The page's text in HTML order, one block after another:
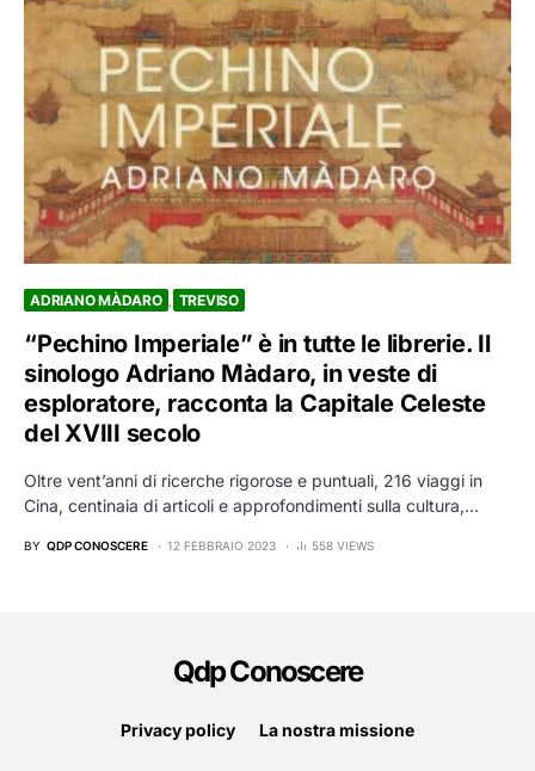
ADRIANO MÀDARO TREVISO
“Pechino Imperiale” è in tutte le librerie. Il
sinologo Adriano Màdaro, in veste di
esploratore, racconta la Capitale Celeste
del XVIII secolo
Oltre vent’anni di ricerche rigorose e puntuali, 216 viaggi in
Cina, centinaia di articoli e approfondimenti sulla cultura,…
BY QDP CONOSCERE 12 FEBBRAIO 2023 558 VIEWS
Qdp Conoscere
Privacy policy La nostra missione